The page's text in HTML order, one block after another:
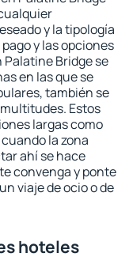
y la tipología
y las opciones
Bridge se
en las que se
también se
Estos
largas como
la zona
ahí se hace
convenga y ponte
viaje de ocio o de
hoteles